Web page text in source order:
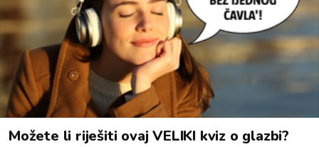
Možete li riješiti ovaj VELIKI kviz o glazbi?